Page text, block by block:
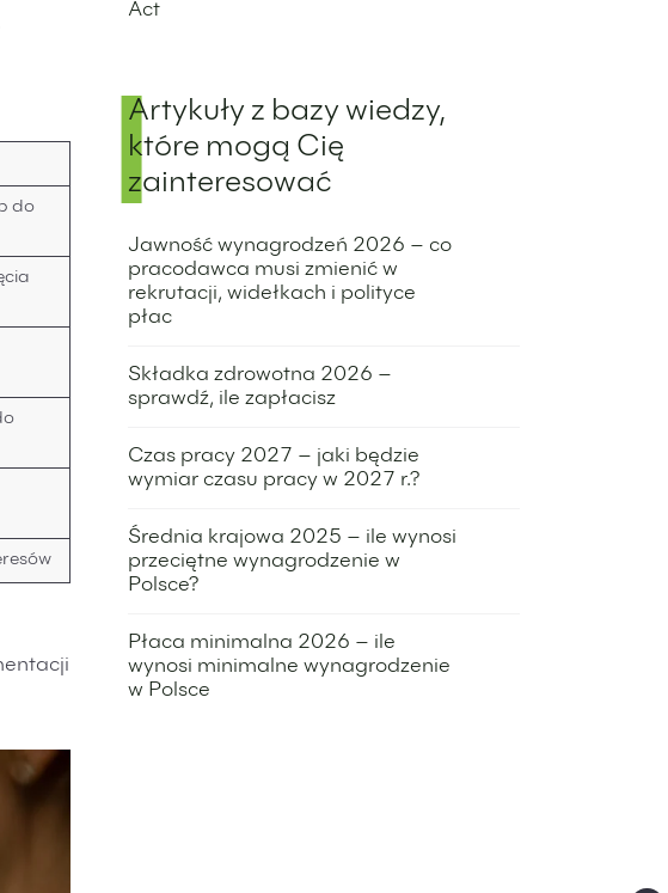
do
Act
Artykuły z bazy wiedzy,
które mogą Cię
zainteresować
Jawność wynagrodzeń 2026 – co
pracodawca musi zmienić w
rekrutacji, widełkach i polityce
płac
Składka zdrowotna 2026 –
sprawdź, ile zapłacisz
Czas pracy 2027 – jaki będzie
wymiar czasu pracy w 2027 r.?
Średnia krajowa 2025 – ile wynosi
przeciętne wynagrodzenie w
Polsce?
Płaca minimalna 2026 – ile
wynosi minimalne wynagrodzenie
w Polsce